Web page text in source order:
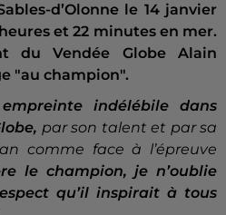
d’Olonne le 14 janvier
et 22 minutes en mer.
du Vendée Globe Alain
"au champion".
indélébile dans
par son talent et par sa
comme face à l’épreuve
le champion, je n’oublie
qu’il inspirait à tous